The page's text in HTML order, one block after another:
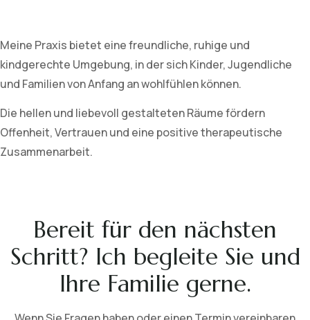
Meine Praxis bietet eine freundliche, ruhige und
kindgerechte Umgebung, in der sich Kinder, Jugendliche
und Familien von Anfang an wohlfühlen können.
Die hellen und liebevoll gestalteten Räume fördern
Offenheit, Vertrauen und eine positive therapeutische
Zusammenarbeit.
Bereit für den nächsten
Schritt? Ich begleite Sie und
Ihre Familie gerne.